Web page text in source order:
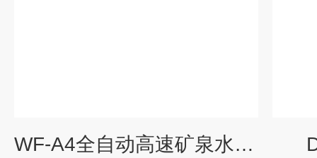
WF-A4全自动高速矿泉水瓶吹瓶机